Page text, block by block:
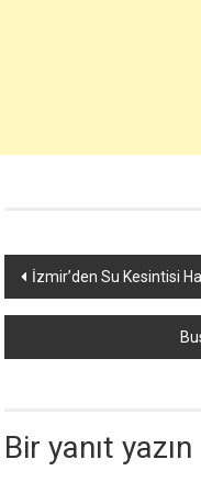
Yazı
dolaşımı
İzmir’den Su Kesintisi
Bir yanıt yazın